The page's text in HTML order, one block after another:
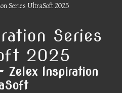
Series UltraSoft 2025
Series
2025
Zelex Inspiration